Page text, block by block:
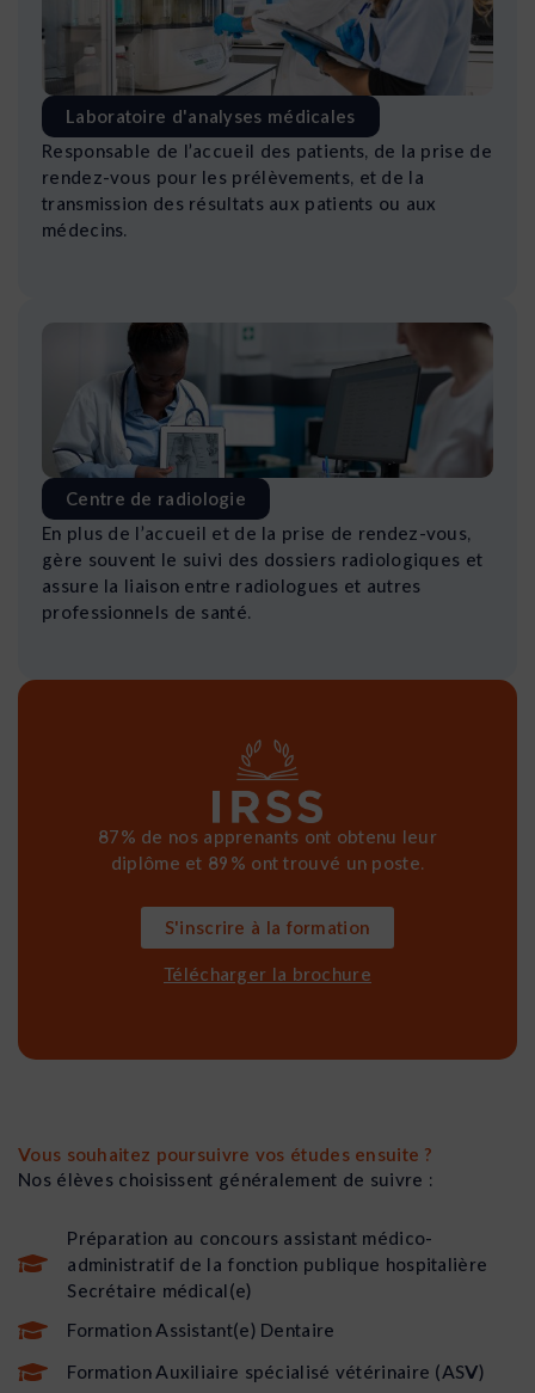
Laboratoire d'analyses médicales
Responsable de l’accueil des patients, de la prise de
rendez-vous pour les prélèvements, et de la
transmission des résultats aux patients ou aux
médecins.
Centre de radiologie
En plus de l’accueil et de la prise de rendez-vous,
gère souvent le suivi des dossiers radiologiques et
assure la liaison entre radiologues et autres
professionnels de santé.
87% de nos apprenants ont obtenu leur
diplôme et 89% ont trouvé un poste.
S'inscrire à la formation
Télécharger la brochure
Vous souhaitez poursuivre vos études ensuite ?
Nos élèves choisissent généralement de suivre :
Préparation au concours assistant médico-
administratif de la fonction publique hospitalière
Secrétaire médical(e)
Formation Assistant(e) Dentaire
Formation Auxiliaire spécialisé vétérinaire (ASV)